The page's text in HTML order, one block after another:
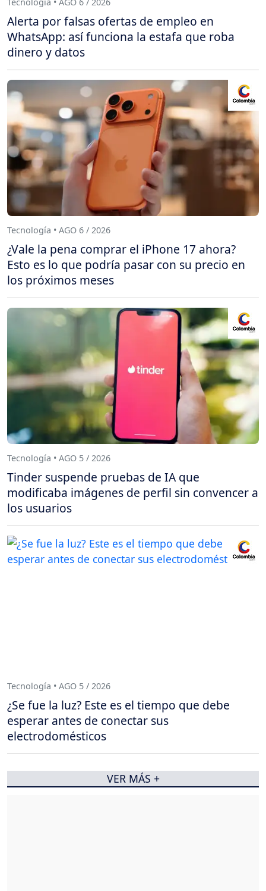
Alerta por falsas ofertas de empleo en
WhatsApp: así funciona la estafa que roba
dinero y datos
Tecnología • AGO 6 / 2026
¿Vale la pena comprar el iPhone 17 ahora?
Esto es lo que podría pasar con su precio en
los próximos meses
Tecnología • AGO 5 / 2026
Tinder suspende pruebas de IA que
modificaba imágenes de perfil sin convencer a
los usuarios
Tecnología • AGO 5 / 2026
¿Se fue la luz? Este es el tiempo que debe
esperar antes de conectar sus
electrodomésticos
VER MÁS +